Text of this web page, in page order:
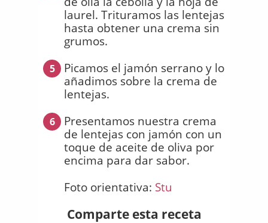
laurel. Trituramos las lentejas
hasta obtener una crema sin
grumos.
5
Picamos el jamón serrano y lo
añadimos sobre la crema de
lentejas.
6
Presentamos nuestra crema
de lentejas con jamón con un
toque de aceite de oliva por
encima para dar sabor.
Foto orientativa: Stu
Comparte esta receta